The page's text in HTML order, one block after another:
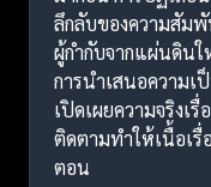
ลึกลับของความสัม
ผู้กำกับจากแผ่นดิน
การนำเสนอความ
เปิดเผยความจริงเ
ติดตามทำให้เนื้อเ
ตอน